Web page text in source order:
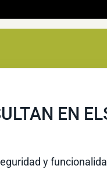
EN
y